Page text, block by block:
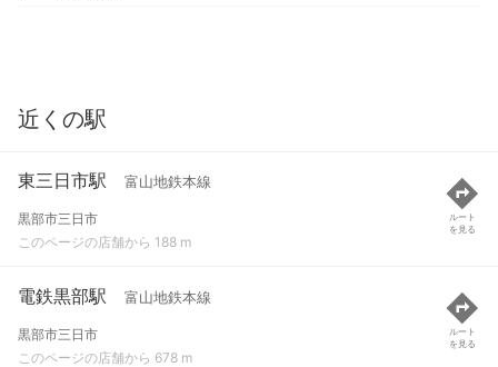
近くの駅
東三日市駅 富山地鉄本線
黒部市三日市
このページの店舗から 188 m
ルート
を見る
電鉄黒部駅 富山地鉄本線
黒部市三日市
このページの店舗から 678 m
ルート
を見る